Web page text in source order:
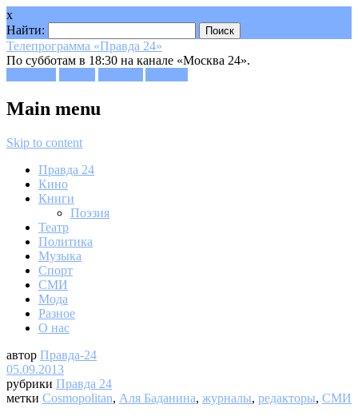
x
Найти:
Телепрограмма «Правда 24»
По субботам в 18:30 на канале «Москва 24».
Main menu
Skip to content
Правда 24
Кино
Книги
Поэзия
Театр
Политика
Музыка
Спорт
СМИ
Мода
Разное
О нас
автор Правда-24
05.09.2013
рубрики Правда 24
метки Cosmopolitan, Аля Баданина, журналы, редакторы, СМИ